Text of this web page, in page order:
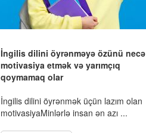
İngilis dilini öyrənməyə özünü necə
motivasiya etmək və yarımçıq
qoymamaq olar
İngilis dilini öyrənmək üçün lazım olan
motivasiyaMinlərlə insan ən azı ...